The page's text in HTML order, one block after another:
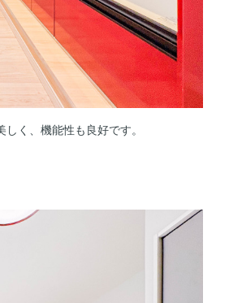
く、機能性も良好です。